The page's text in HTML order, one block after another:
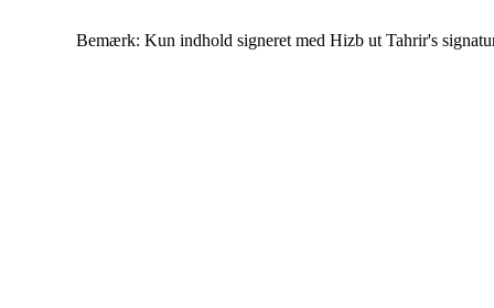
Bemærk: Kun indhold signeret med Hizb ut Tahrir's